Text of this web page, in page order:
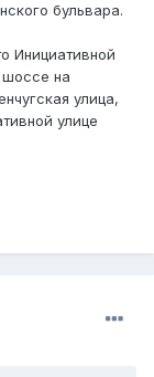
бульвара.
Инициативной
шоссе на
улица,
улице